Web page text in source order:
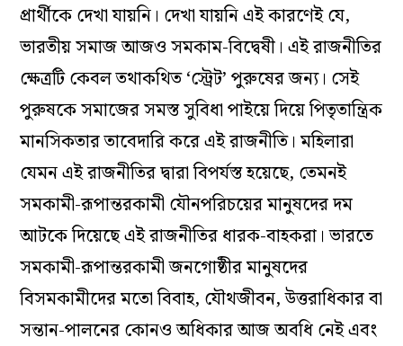
প্রার্থীকে দেখা যায়নি। দেখা যায়নি এই কারণেই যে,
ভারতীয় সমাজ আজও সমকাম-বিদ্বেষী। এই রাজনীতির
ক্ষেত্রটি কেবল তথাকথিত ‘স্ট্রেট’ পুরুষের জন্য। সেই
পুরুষকে সমাজের সমস্ত সুবিধা পাইয়ে দিয়ে পিতৃতান্ত্রিক
মানসিকতার তাবেদারি করে এই রাজনীতি। মহিলারা
যেমন এই রাজনীতির দ্বারা বিপর্যস্ত হয়েছে, তেমনই
সমকামী-রূপান্তরকামী যৌনপরিচয়ের মানুষদের দম
আটকে দিয়েছে এই রাজনীতির ধারক-বাহকরা। ভারতে
সমকামী-রূপান্তরকামী জনগোষ্ঠীর মানুষদের
বিসমকামীদের মতো বিবাহ, যৌথজীবন, উত্তরাধিকার বা
সন্তান-পালনের কোনও অধিকার আজ অবধি নেই এবং